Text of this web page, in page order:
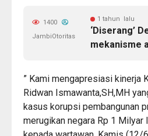
1 tahun lalu
‘Diserang’
mekanisme
1400
JambiOtoritas
” Kami mengapresiasi kinerja
Ridwan Ismawanta,SH,MH
kasus korupsi pembangunan
merugikan negara Rp 1 Milyar